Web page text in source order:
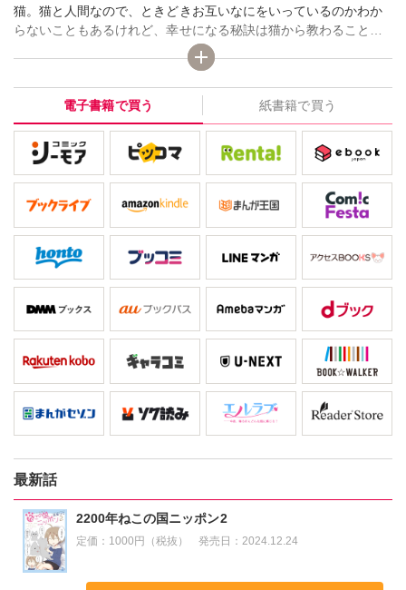
猫。猫と人間なので、ときどきお互いなにをいっているのかわか
らないこともあるけれど、幸せになる秘訣は猫から教わることが
多いみたいです。猫の国になったこの国の社会は猫を中心に動い
ています。それでもどうやら人類は幸せなようです。読むとなん
だかほっとする猫と女の子の近未来ファンタジー!!
電子書籍で買う
紙書籍で買う
最新話
2200年ねこの国ニッポン2
定価： 1000円（税抜） 発売日： 2024.12.24